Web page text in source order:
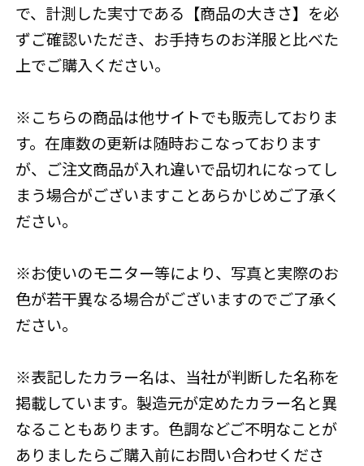
で、計測した実寸である【商品の大きさ】を必
ずご確認いただき、お手持ちのお洋服と比べた
上でご購入ください。
※こちらの商品は他サイトでも販売しておりま
す。在庫数の更新は随時おこなっております
が、ご注文商品が入れ違いで品切れになってし
まう場合がございますことあらかじめご了承く
ださい。
※お使いのモニター等により、写真と実際のお
色が若干異なる場合がございますのでご了承く
ださい。
※表記したカラー名は、当社が判断した名称を
掲載しています。製造元が定めたカラー名と異
なることもあります。色調などご不明なことが
ありましたらご購入前にお問い合わせくださ